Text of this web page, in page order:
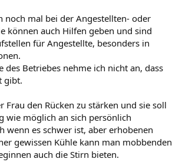
noch mal bei der Angestellten- oder
können auch Hilfen geben und sind
für Angestellte, besonders in
des Betriebes nehme ich nicht an, dass
gibt.
Frau den Rücken zu stärken und sie soll
wie möglich an sich persönlich
wenn es schwer ist, aber erhobenen
gewissen Kühle kann man mobbenden
auch die Stirn bieten.